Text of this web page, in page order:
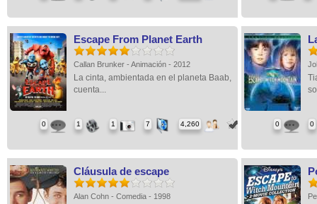
Escape From Planet Earth
Callan Brunker - Animación - 2012
La cinta, ambientada en el planeta Baab,
cuenta...
0 1 1 7 4,260 0 0
Cláusula de escape
Alan Cohn - Comedia - 1998